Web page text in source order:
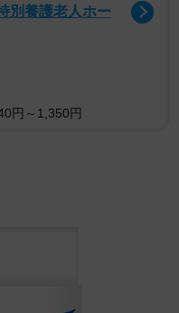
別養護老人ホー
円～1,350円